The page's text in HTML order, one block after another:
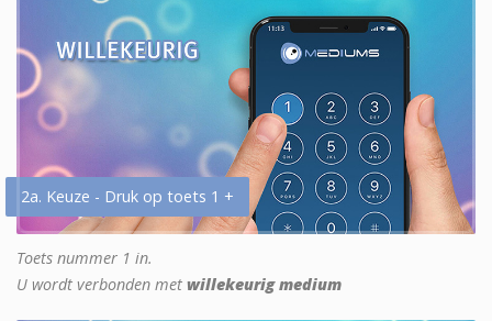
2a. Keuze - Druk op toets 1 +
Toets nummer 1 in.
U wordt verbonden met willekeurig medium